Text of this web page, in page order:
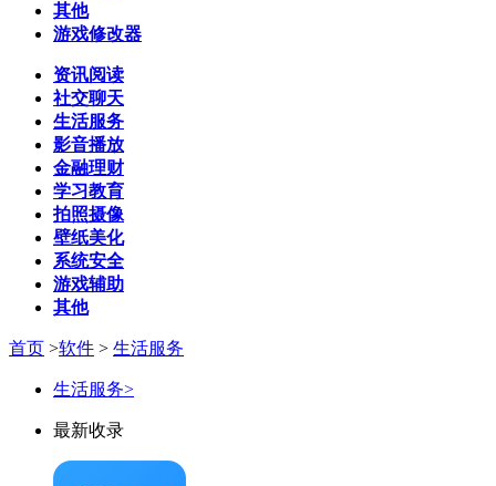
其他
游戏修改器
资讯阅读
社交聊天
生活服务
影音播放
金融理财
学习教育
拍照摄像
壁纸美化
系统安全
游戏辅助
其他
首页 >软件 > 生活服务
生活服务>
最新收录